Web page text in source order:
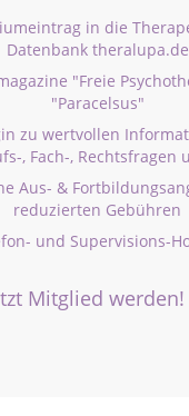
in die
Datenbank theralupa.de
"Freie
"Paracelsus"
zu wertvollen
, Fach-, Rechtsfragen
Aus- &
reduzierten Gebühren
und Supervisions-
Mitglied werden!